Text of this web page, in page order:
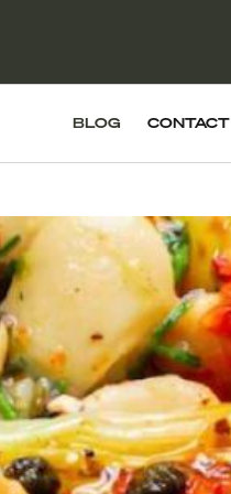
BLOG CONTACT